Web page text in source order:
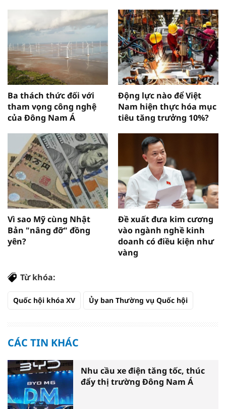
Ba thách thức đối với
tham vọng công nghệ
của Đông Nam Á
Động lực nào để Việt
Nam hiện thực hóa mục
tiêu tăng trưởng 10%?
Vì sao Mỹ cùng Nhật
Bản "nâng đỡ" đồng
yên?
Đề xuất đưa kim cương
vào ngành nghề kinh
doanh có điều kiện như
vàng
Từ khóa:
Quốc hội khóa XV Ủy ban Thường vụ Quốc hội
CÁC TIN KHÁC
Nhu cầu xe điện tăng tốc, thúc
đẩy thị trường Đông Nam Á